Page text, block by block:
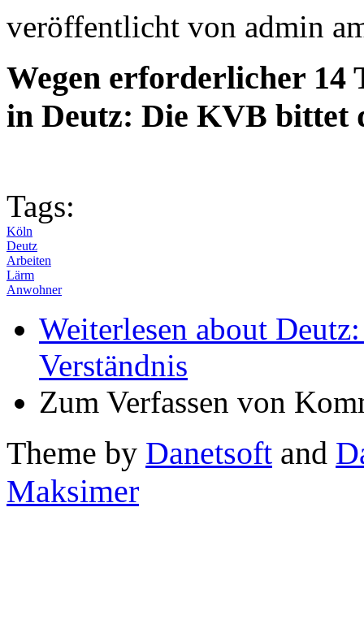
veröffentlicht von admin
Wegen erforderlicher 14
in Deutz: Die KVB bittet
Tags:
Köln
Deutz
Arbeiten
Lärm
Anwohner
Weiterlesen about
Verständnis
Zum Verfassen von
Theme by Danetsoft and
Maksimer